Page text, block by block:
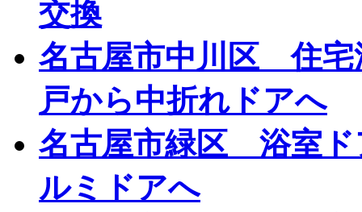
交換
名古屋市中川区 住
戸から中折れドアへ
名古屋市緑区 浴室
ルミドアへ